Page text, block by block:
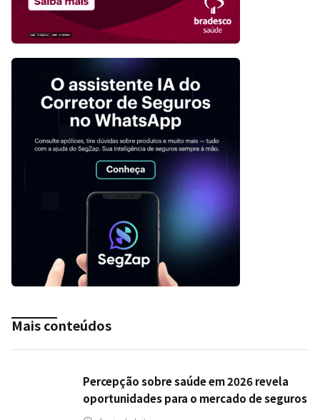
Mais conteúdos
Percepção sobre saúde em 2026 revela
oportunidades para o mercado de seguros
ampliar cobertura e prevenção